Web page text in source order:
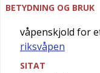
BETYDNING OG BRUK
våpenskjold for
riksvåpen
SITAT